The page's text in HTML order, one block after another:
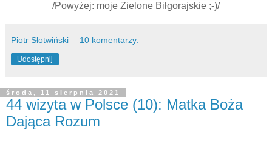
/Powyżej: moje Zielone Biłgorajskie ;-)/
Piotr Słotwiński 10 komentarzy:
Udostępnij
środa, 11 sierpnia 2021
44 wizyta w Polsce (10): Matka Boża
Dająca Rozum